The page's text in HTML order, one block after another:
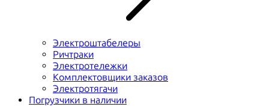
Электроштабелеры
Ричтраки
Электротележки
Комплектовщики заказов
Электротягачи
Погрузчики в наличии